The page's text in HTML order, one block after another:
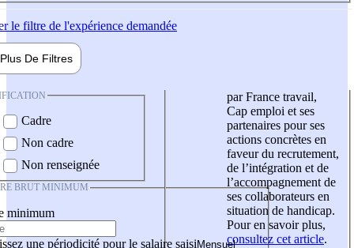
le filtre de l'expérience demandée
Plus De Filtres
Cadre
Non cadre
Non renseignée
BRUT MINIMUM
minimum
une périodicité pour le salaire saisi
par France travail,
Cap emploi et ses
partenaires pour ses
actions concrètes en
faveur du recrutement,
de l’intégration et de
l’accompagnement de
ses collaborateurs en
situation de handicap.
Pour en savoir plus,
consultez cet article.